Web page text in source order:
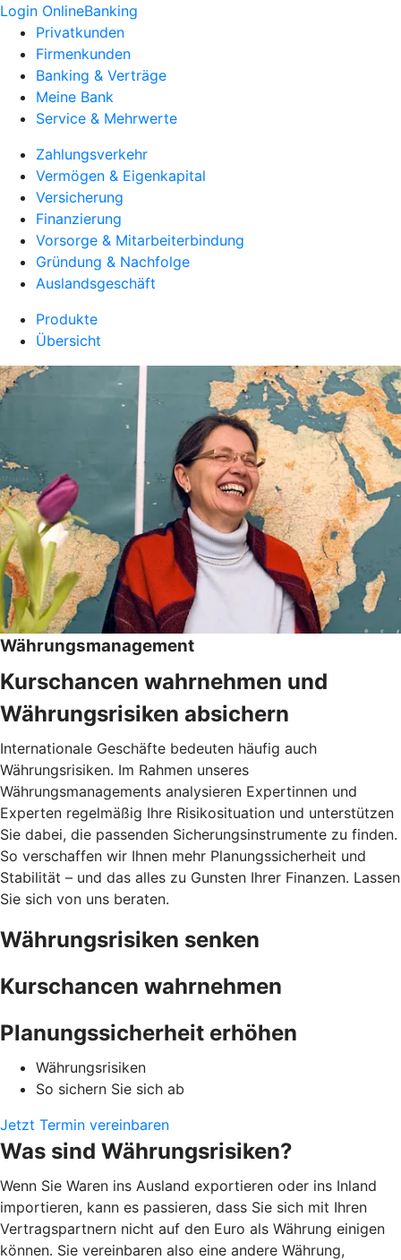
Login OnlineBanking
Privatkunden
Firmenkunden
Banking & Verträge
Meine Bank
Service & Mehrwerte
Zahlungsverkehr
Vermögen & Eigenkapital
Versicherung
Finanzierung
Vorsorge & Mitarbeiterbindung
Gründung & Nachfolge
Auslandsgeschäft
Produkte
Übersicht
Währungsmanagement
Kurschancen wahrnehmen und
Währungsrisiken absichern
Internationale Geschäfte bedeuten häufig auch
Währungsrisiken. Im Rahmen unseres
Währungsmanagements analysieren Expertinnen und
Experten regelmäßig Ihre Risikosituation und unterstützen
Sie dabei, die passenden Sicherungsinstrumente zu finden.
So verschaffen wir Ihnen mehr Planungssicherheit und
Stabilität – und das alles zu Gunsten Ihrer Finanzen. Lassen
Sie sich von uns beraten.
Währungsrisiken senken
Kurschancen wahrnehmen
Planungssicherheit erhöhen
Währungsrisiken
So sichern Sie sich ab
Jetzt Termin vereinbaren
Was sind Währungsrisiken?
Wenn Sie Waren ins Ausland exportieren oder ins Inland
importieren, kann es passieren, dass Sie sich mit Ihren
Vertragspartnern nicht auf den Euro als Währung einigen
können. Sie vereinbaren also eine andere Währung,